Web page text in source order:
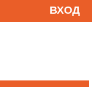
ВХОД